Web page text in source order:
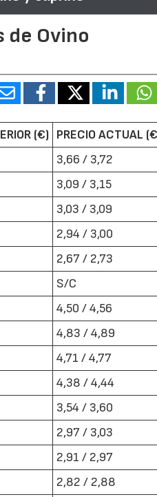
de Ovino
(€) PRECIO ACTUAL
3,66 / 3,72
3,09 / 3,15
3,03 / 3,09
2,94 / 3,00
2,67 / 2,73
S/C
4,50 / 4,56
4,83 / 4,89
4,71 / 4,77
4,38 / 4,44
3,54 / 3,60
2,97 / 3,03
2,91 / 2,97
2,82 / 2,88